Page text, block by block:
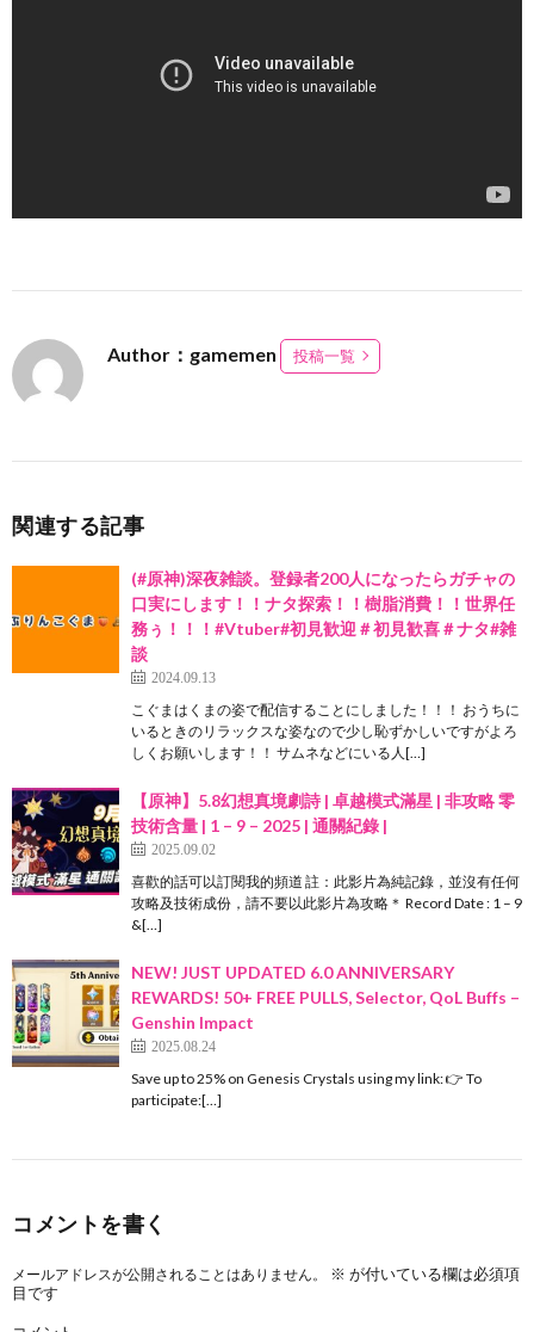
Author：gamemen 投稿一覧
関連する記事
(#原神)深夜雑談。登録者200人になったらガチャの
口実にします！！ナタ探索！！樹脂消費！！世界任
務ぅ！！！#Vtuber#初見歓迎＃初見歓喜＃ナタ#雑
談
2024.09.13
こぐまはくまの姿で配信することにしました！！！ おうちに
いるときのリラックスな姿なので少し恥ずかしいですがよろ
しくお願いします！！ サムネなどにいる人[…]
【原神】5.8幻想真境劇詩 | 卓越模式滿星 | 非攻略 零
技術含量 | 1 – 9 – 2025 | 通關紀錄 |
2025.09.02
喜歡的話可以訂閱我的頻道 註：此影片為純記錄，並沒有任何
攻略及技術成份，請不要以此影片為攻略＊ Record Date : 1 – 9
&[…]
NEW! JUST UPDATED 6.0 ANNIVERSARY
REWARDS! 50+ FREE PULLS, Selector, QoL Buffs –
Genshin Impact
2025.08.24
Save up to 25% on Genesis Crystals using my link: 👉 To
participate:[…]
コメントを書く
メールアドレスが公開されることはありません。 ※ が付いている欄は必須項
目です